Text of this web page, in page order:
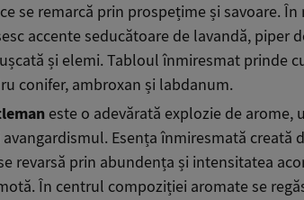
se remarcă prin prospețime și savoare.
accente seducătoare de lavandă, piper
și elemi. Tabloul înmiresmat prinde
conifer, ambroxan și labdanum.
este o adevărată explozie de arome,
Esența înmiresmată creată
revarsă prin abundența și intensitatea
În centrul compoziției aromate se